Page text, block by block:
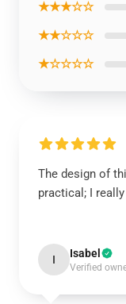
★★★☆☆
★★☆☆☆
★☆☆☆☆
The design of
practical; I
I Isabel
Verified